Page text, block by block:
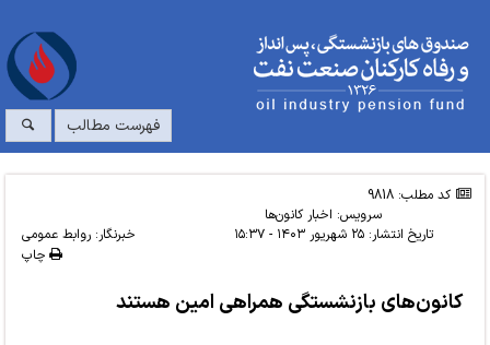
فهرست مطالب
کد مطلب: 9818
سرویس: اخبار کانون‌ها
تاریخ انتشار: ۲۵ شهریور ۱۴۰۳ - ۱۵:۳۷
خبرنگار: روابط عمومی
چاپ
کانون‌های بازنشستگی همراهی امین هستند